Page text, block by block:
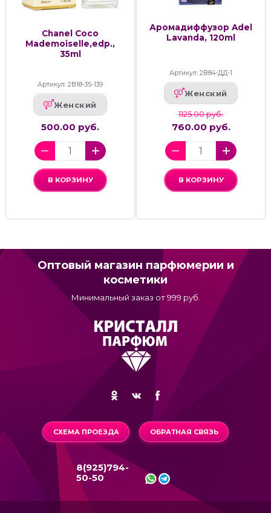
Chanel Coco
Mademoiselle,edp.,
35ml
Артикул: 2В18-35-139
Женский
500.00 руб.
В КОРЗИНУ
Аромадиффузор Adel
Lavanda, 120ml
Артикул: 2В84-ДД-1
Женский
1125.00 руб.
760.00 руб.
В КОРЗИНУ
Оптовый магазин парфюмерии и
косметики
Минимальный заказ от 999 руб.
СХЕМА ПРОЕЗДА ОБРАТНАЯ СВЯЗЬ
8(925)794-
50-50